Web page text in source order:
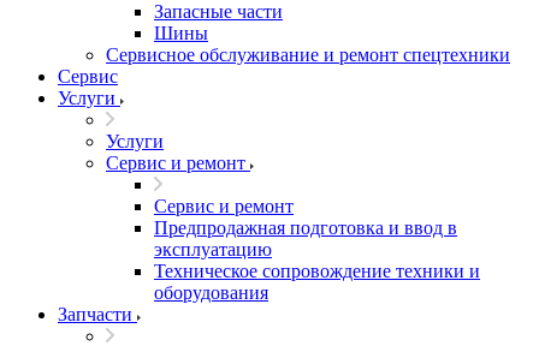
Запасные части
Шины
Сервисное обслуживание и ремонт спецтехники
Сервис
Услуги
Услуги
Сервис и ремонт
Сервис и ремонт
Предпродажная подготовка и ввод в
эксплуатацию
Техническое сопровождение техники и
оборудования
Запчасти